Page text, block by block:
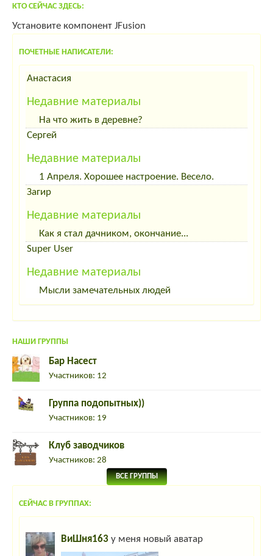
КТО СЕЙЧАС ЗДЕСЬ:
Установите компонент JFusion
ПОЧЕТНЫЕ НАПИСАТЕЛИ:
Анастасия
Недавние материалы
На что жить в деревне?
Сергей
Недавние материалы
1 Апреля. Хорошее настроение. Весело.
Загир
Недавние материалы
Как я стал дачником, окончание...
Super User
Недавние материалы
Мысли замечательных людей
НАШИ ГРУППЫ
Бар Насест
Участников: 12
Группа подопытных))
Участников: 19
Клуб заводчиков
Участников: 28
ВСЕ ГРУППЫ
СЕЙЧАС В ГРУППАХ:
ВиШня163 у меня новый аватар